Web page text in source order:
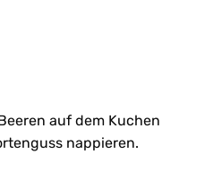
auf dem Kuchen
nappieren.